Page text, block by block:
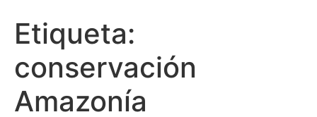
Etiqueta:
conservación
Amazonía